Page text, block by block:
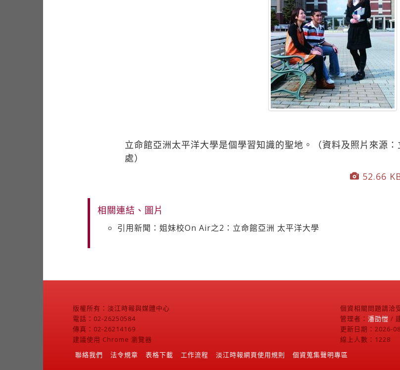
立命館亞洲太平洋大學是個學習知識的聖地。（資料及照片來源
處）
52.66
相關連結、圖片
引用新聞：姐妹校On Air之2：立命館亞洲 太平洋大學
版權所有：淡江時報與媒體中心
電話：02-26250584
傳真：02-26214169
建議使用 Chrome 瀏覽器
個資相關問題請洽
管理者： 潘劭愷 /
更新日期：2026-
線上人數：1228
聯絡我們
法令規章 表格下載 工作流程 淡江時報網頁使用規則 個資蒐集聲明專區